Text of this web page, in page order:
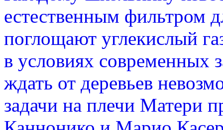
естественным фильтром
поглощают углекислый
в условиях современных
ждать от деревьев
задачи на плечи Матери